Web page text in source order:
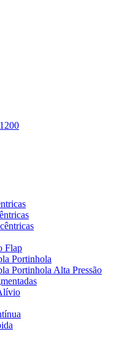
Flap
Portinhola
Portinhola Alta Pressão